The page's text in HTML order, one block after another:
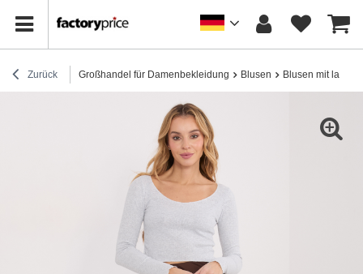
Zurück Großhandel für Damenbekleidung Blusen Blusen mit